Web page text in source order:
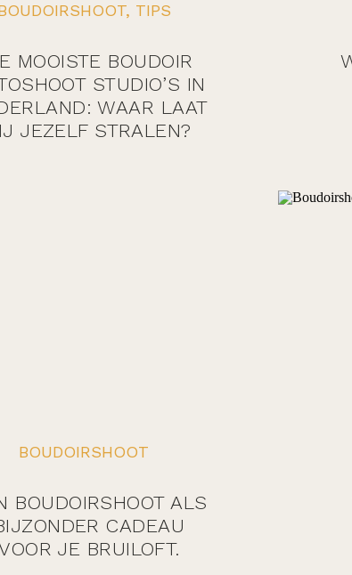
MOOISTE BOUDOIR
STUDIO’S IN
WAAR LAAT
JEZELF STRALEN?
, TIPS
BOUDOIRSHOOT ALS
CADEAU
JE BRUILOFT.
BOUDOIRSHOOT